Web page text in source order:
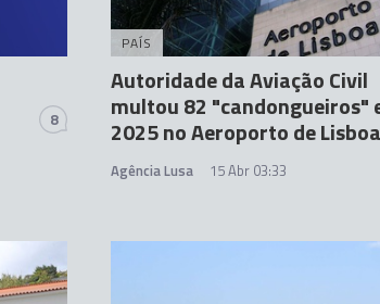
8
PAÍS
Autoridade da Aviação Civil
multou 82 "candongueiros"
2025 no Aeroporto de Lisboa
Agência Lusa 15 Abr 03:33